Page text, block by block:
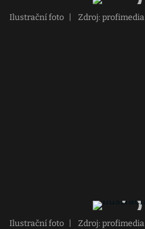
Ilustrační foto Zdroj: profimedia
Ilustrační foto Zdroj: profimedia